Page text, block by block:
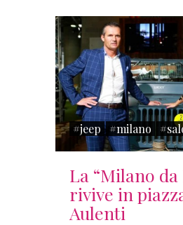
#jeep #milano
La “Milano da
rivive in
Aulenti